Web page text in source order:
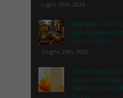
Luglio 10th, 2026
Mangiare a
per scegliere il
centro storico
Giugno 25th, 2026
Parete
certificazione